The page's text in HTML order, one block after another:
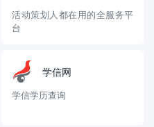
活动策划人都在用的全服务平
台
学信网
学信学历查询